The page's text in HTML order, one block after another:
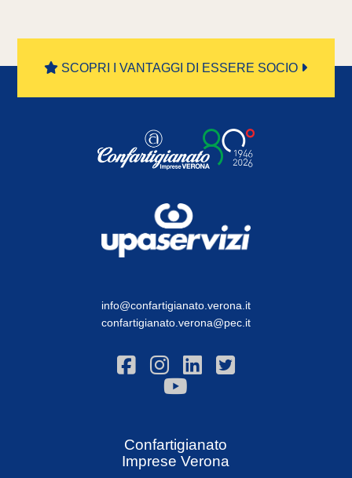
SCOPRI I VANTAGGI DI ESSERE SOCIO
info@confartigianato.verona.it
confartigianato.verona@pec.it
Confartigianato
Imprese Verona